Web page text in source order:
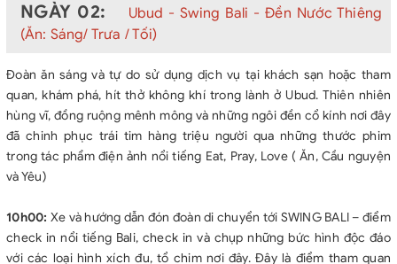
NGÀY 02:
Ubud - Swing Bali - Đền Nước Thiêng
(Ăn: Sáng/ Trưa / Tối)
Đoàn ăn sáng và tự do sử dụng dịch vụ tại khách sạn hoặc tham
quan, khám phá, hít thở không khí trong lành ở Ubud. Thiên nhiên
hùng vĩ, đồng ruộng mênh mông và những ngôi đền cổ kính nơi đây
đã chinh phục trái tim hàng triệu người qua những thước phim
trong tác phẩm điện ảnh nổi tiếng Eat, Pray, Love ( Ăn, Cầu nguyện
và Yêu)
10h00: Xe và hướng dẫn đón đoàn di chuyển tới SWING BALI – điểm
check in nổi tiếng Bali, check in và chụp những bức hình độc đáo
với các loại hình xích đu, tổ chim nơi đây. Đây là điểm tham quan